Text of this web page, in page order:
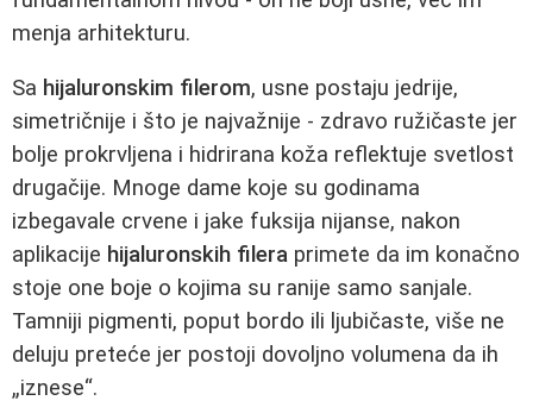
menja arhitekturu.
Sa hijaluronskim filerom, usne postaju jedrije,
simetričnije i što je najvažnije - zdravo ružičaste jer
bolje prokrvljena i hidrirana koža reflektuje svetlost
drugačije. Mnoge dame koje su godinama
izbegavale crvene i jake fuksija nijanse, nakon
aplikacije hijaluronskih filera primete da im konačno
stoje one boje o kojima su ranije samo sanjale.
Tamniji pigmenti, poput bordo ili ljubičaste, više ne
deluju preteće jer postoji dovoljno volumena da ih
„iznese“.